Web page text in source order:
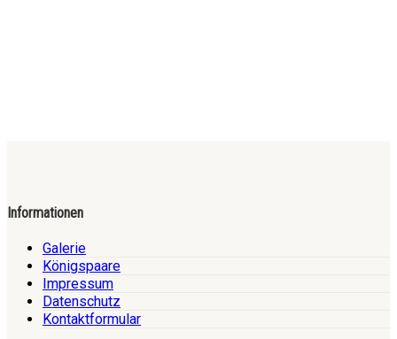
Informationen
Galerie
Königspaare
Impressum
Datenschutz
Kontaktformular